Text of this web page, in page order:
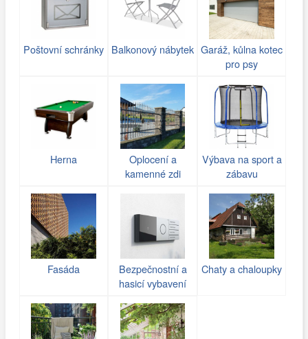
Poštovní schránky Balkonový nábytek Garáž, kůlna kotec
pro psy
Herna
Oplocení a
kamenné zdi
Výbava na sport a
zábavu
Fasáda
Bezpečnostní a
hasicí vybavení
Chaty a chaloupky